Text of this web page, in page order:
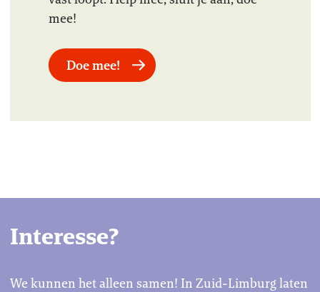
mee!
Doe mee!
Interesse?
We kunnen het alleen samen! In Zuid-Limburg laten